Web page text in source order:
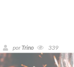
por Trino 339